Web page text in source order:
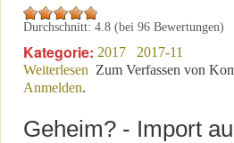
Durchschnitt: 4.8 (bei 96 Bewertungen)
Kategorie: 2017
2017-11
Weiterlesen über Es gibt sie noch:
Zum Verfassen von
Anmelden.
Geheim? - Import